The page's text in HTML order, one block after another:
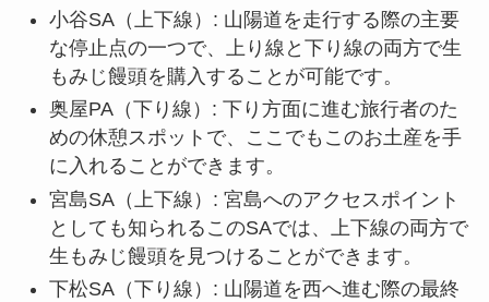
小谷SA（上下線）: 山陽道を走行する際の主要
な停止点の一つで、上り線と下り線の両方で生
もみじ饅頭を購入することが可能です。
奥屋PA（下り線）: 下り方面に進む旅行者のた
めの休憩スポットで、ここでもこのお土産を手
に入れることができます。
宮島SA（上下線）: 宮島へのアクセスポイント
としても知られるこのSAでは、上下線の両方で
生もみじ饅頭を見つけることができます。
下松SA（下り線）: 山陽道を西へ進む際の最終